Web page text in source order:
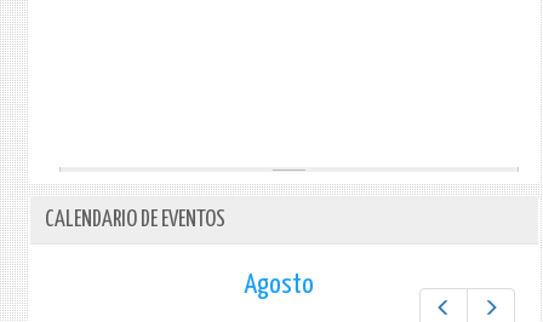
CALENDARIO DE EVENTOS
Agosto